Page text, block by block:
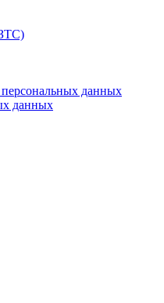
данных
данных